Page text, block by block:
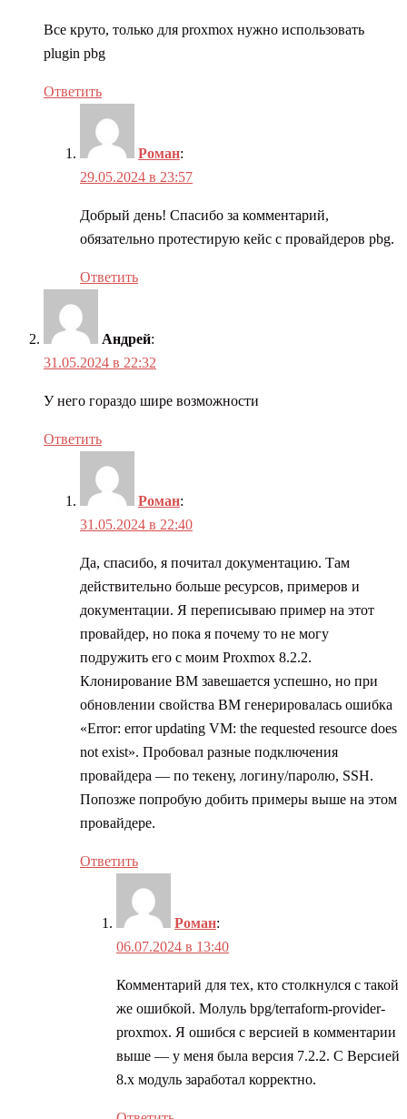
Все круто, только для proxmox нужно использовать
plugin pbg
Ответить
Роман:
29.05.2024 в 23:57
Добрый день! Спасибо за комментарий,
обязательно протестирую кейс с провайдеров pbg.
Ответить
Андрей:
31.05.2024 в 22:32
У него гораздо шире возможности
Ответить
Роман:
31.05.2024 в 22:40
Да, спасибо, я почитал документацию. Там
действительно больше ресурсов, примеров и
документации. Я переписываю пример на этот
провайдер, но пока я почему то не могу
подружить его с моим Proxmox 8.2.2.
Клонирование ВМ завешается успешно, но при
обновлении свойства ВМ генерировалась ошибка
«Error: error updating VM: the requested resource does
not exist». Пробовал разные подключения
провайдера — по текену, логину/паролю, SSH.
Попозже попробую добить примеры выше на этом
провайдере.
Ответить
Роман:
06.07.2024 в 13:40
Комментарий для тех, кто столкнулся с такой
же ошибкой. Молуль bpg/terraform-provider-
proxmox. Я ошибся с версией в комментарии
выше — у меня была версия 7.2.2. С Версией
8.x модуль заработал корректно.